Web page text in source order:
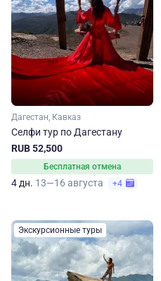
Дагестан, Кавказ
Селфи тур по Дагестану
RUB 52,500
Бесплатная отмена
4 дн. 13—16 августа +4
Экскурсионные туры